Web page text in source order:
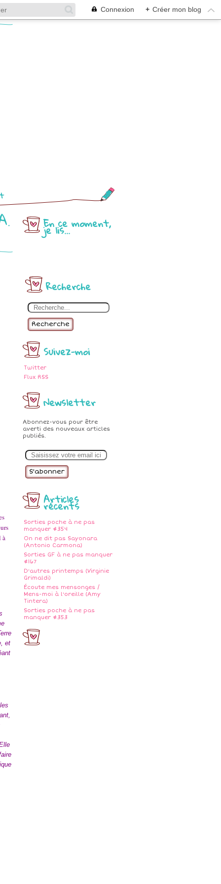
Connexion + Créer mon blog
En ce moment,
je lis...
Recherche
Recherche
Suivez-moi
Twitter
Flux RSS
Newsletter
Abonnez-vous pour être
averti des nouveaux articles
publiés.
m
Articles
récents
Sorties poche à ne pas
manquer #354
On ne dit pas Sayonara
(Antonio Carmona)
Sorties GF à ne pas manquer
#167
D'autres printemps (Virginie
Grimaldi)
Écoute mes mensonges /
Mens-moi à l'oreille (Amy
Tintera)
Sorties poche à ne pas
manquer #353
à
et